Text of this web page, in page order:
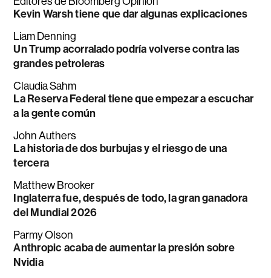
Kevin Warsh tiene que dar algunas explicaciones
Liam Denning
Un Trump acorralado podría volverse contra las
grandes petroleras
Claudia Sahm
La Reserva Federal tiene que empezar a escuchar
a la gente común
John Authers
La historia de dos burbujas y el riesgo de una
tercera
Matthew Brooker
Inglaterra fue, después de todo, la gran ganadora
del Mundial 2026
Parmy Olson
Anthropic acaba de aumentar la presión sobre
Nvidia